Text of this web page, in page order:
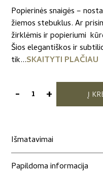
Popierinės snaigės –
žiemos stebuklus. Ar
žirklėmis ir popieriumi
Šios elegantiškos ir
tik...SKAITYTI PLAČIAU
-produkto
eglutės
„Snaiguolės“4
+ Į
Išmatavimai
Papildoma informacija